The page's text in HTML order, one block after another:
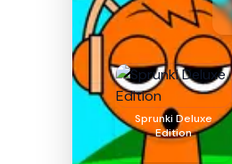
Sprunki Deluxe
Edition